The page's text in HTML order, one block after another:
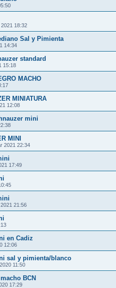
18:32
Sal y Pimienta
14:34
standard
15:18
MACHO
MINIATURA
12:08
mini
MINI
2021 22:34
17:49
21:56
en Cadiz
12:06
sal y pimienta/blanco
11:50
BCN
17:29